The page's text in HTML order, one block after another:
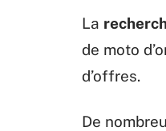
La
de moto
d’offres.
De